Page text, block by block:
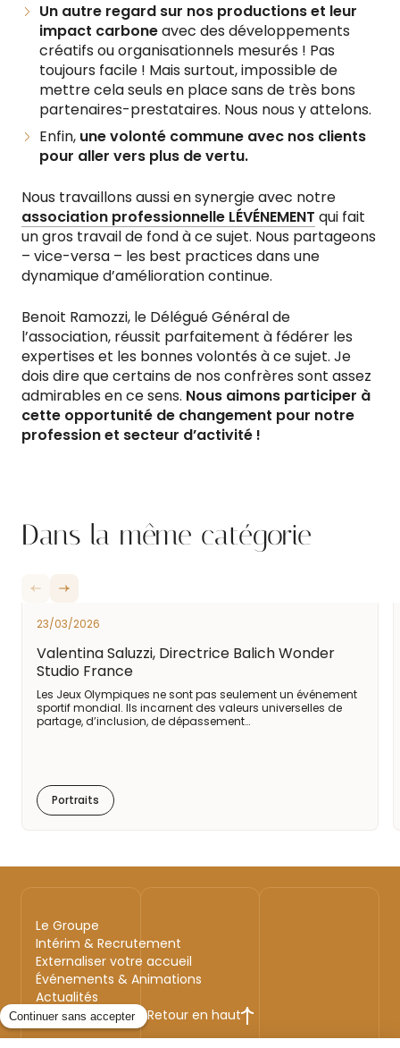
Un autre regard sur nos productions et leur
impact carboneavec des développements
créatifs ou organisationnels mesurés ! Pas
toujours facile ! Mais surtout, impossible de
mettre cela seuls en place sans de très bons
partenaires-prestataires. Nous nous y attelons.
Enfin, une volonté commune avec nos clients
pour aller vers plus de vertu.
Nous travaillons aussi en synergie avec notre
association professionnelle LÉVÉNEMENT qui fait
un gros travail de fond à ce sujet. Nous partageons
– vice-versa – les best practices dans une
dynamique d’amélioration continue.
Benoit Ramozzi, le Délégué Général de
l’association, réussit parfaitement à fédérer les
expertises et les bonnes volontés à ce sujet. Je
dois dire que certains de nos confrères sont assez
admirables en ce sens. Nous aimons participer à
cette opportunité de changement pour notre
profession et secteur d’activité !
Dans la même catégorie
23/03/2026
Valentina Saluzzi, Directrice Balich Wonder
Studio France
Les Jeux Olympiques ne sont pas seulement un événement
sportif mondial. Ils incarnent des valeurs universelles de
partage, d’inclusion, de dépassement…
Portraits
Le Groupe
Intérim & Recrutement
Externaliser votre accueil
Événements & Animations
Actualités
Retour en haut